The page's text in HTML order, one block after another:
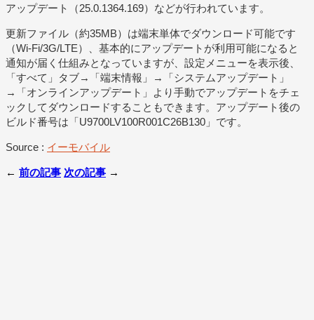
アップデート（25.0.1364.169）などが行われています。
更新ファイル（約35MB）は端末単体でダウンロード可能です
（Wi-Fi/3G/LTE）、基本的にアップデートが利用可能になると
通知が届く仕組みとなっていますが、設定メニューを表示後、
「すべて」タブ→「端末情報」→「システムアップデート」
→「オンラインアップデート」より手動でアップデートをチェ
ックしてダウンロードすることもできます。アップデート後の
ビルド番号は「U9700LV100R001C26B130」です。
Source : イーモバイル
← 前の記事 次の記事 →